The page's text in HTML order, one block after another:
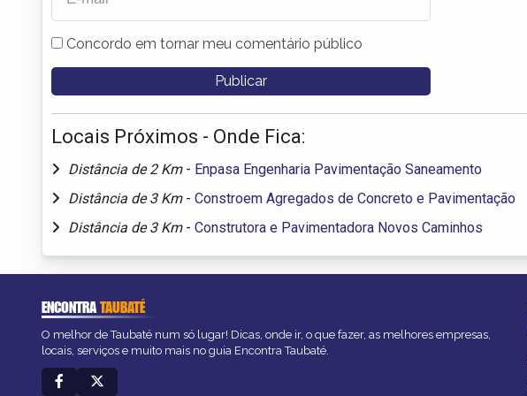
Concordo em tornar meu comentário público
Locais Próximos - Onde Fica:
Distância de 2 Km - Enpasa Engenharia Pavimentação Saneamento
Distância de 3 Km - Constroem Agregados de Concreto e Pavimentação
Distância de 3 Km - Construtora e Pavimentadora Novos Caminhos
ENCONTRATAUBATÉ
O melhor de Taubaté num só lugar! Dicas, onde ir, o que fazer, as melhores empresas,
locais, serviços e muito mais no guia Encontra Taubaté.